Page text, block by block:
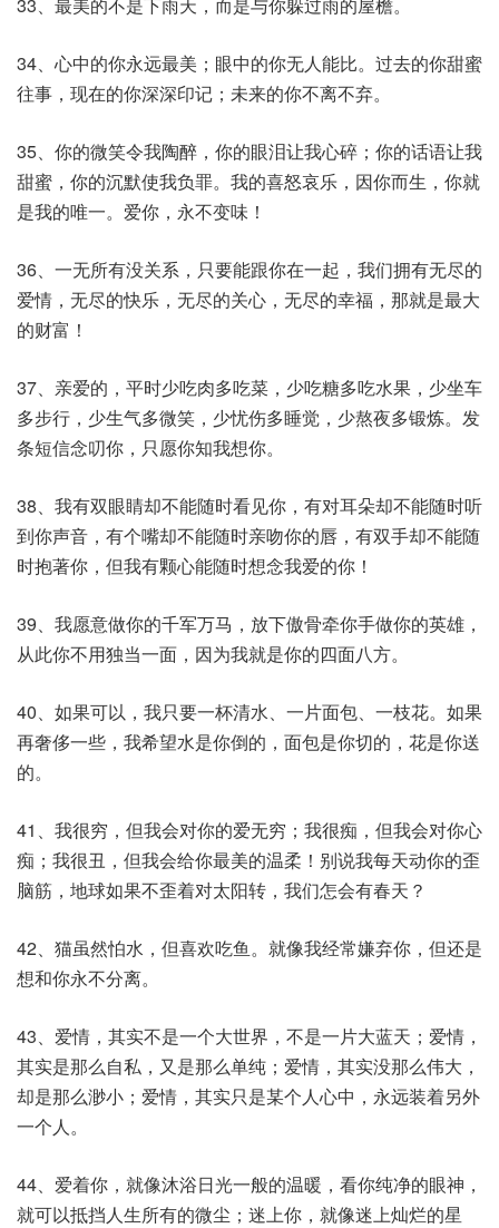
34、心中的你永远最美；眼中的你无人能比。过去的你甜蜜
往事，现在的你深深印记；未来的你不离不弃。
35、你的微笑令我陶醉，你的眼泪让我心碎；你的话语让我
甜蜜，你的沉默使我负罪。我的喜怒哀乐，因你而生，你就
是我的唯一。爱你，永不变味！
36、一无所有没关系，只要能跟你在一起，我们拥有无尽的
爱情，无尽的快乐，无尽的关心，无尽的幸福，那就是最大
的财富！
37、亲爱的，平时少吃肉多吃菜，少吃糖多吃水果，少坐车
多步行，少生气多微笑，少忧伤多睡觉，少熬夜多锻炼。发
条短信念叨你，只愿你知我想你。
38、我有双眼睛却不能随时看见你，有对耳朵却不能随时听
到你声音，有个嘴却不能随时亲吻你的唇，有双手却不能随
时抱著你，但我有颗心能随时想念我爱的你！
39、我愿意做你的千军万马，放下傲骨牵你手做你的英雄，
从此你不用独当一面，因为我就是你的四面八方。
40、如果可以，我只要一杯清水、一片面包、一枝花。如果
再奢侈一些，我希望水是你倒的，面包是你切的，花是你送
的。
41、我很穷，但我会对你的爱无穷；我很痴，但我会对你心
痴；我很丑，但我会给你最美的温柔！别说我每天动你的歪
脑筋，地球如果不歪着对太阳转，我们怎会有春天？
42、猫虽然怕水，但喜欢吃鱼。就像我经常嫌弃你，但还是
想和你永不分离。
43、爱情，其实不是一个大世界，不是一片大蓝天；爱情，
其实是那么自私，又是那么单纯；爱情，其实没那么伟大，
却是那么渺小；爱情，其实只是某个人心中，永远装着另外
一个人。
44、爱着你，就像沐浴日光一般的温暖，看你纯净的眼神，
就可以抵挡人生所有的微尘；迷上你，就像迷上灿烂的星